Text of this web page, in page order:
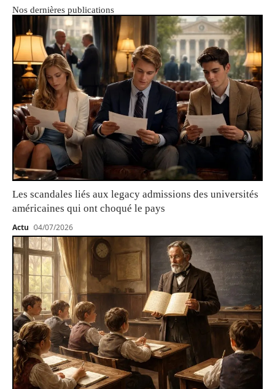
Nos dernières publications
Les scandales liés aux legacy admissions des universités
américaines qui ont choqué le pays
Actu 04/07/2026